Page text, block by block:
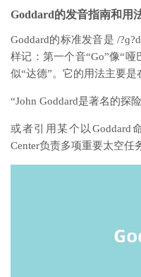
Goddard的发音指南和用
Goddard的标准发音是 /
样记：第一个音“Go”像“哑
似“达德”。它的用法主要是
“John Goddard是著名的探
或者引用某个以Goddard
Center负责多项重要太空任